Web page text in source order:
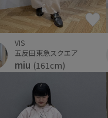
VIS
五反田東急スクエア
miu (161cm)